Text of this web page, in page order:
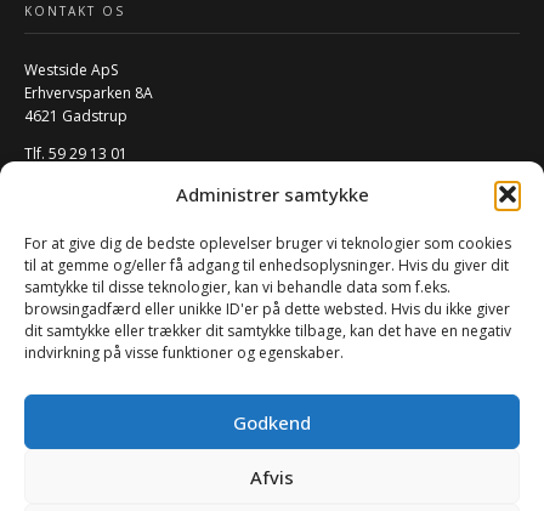
Administrer samtykke
For at give dig de bedste oplevelser bruger vi teknologier som cookies
til at gemme og/eller få adgang til enhedsoplysninger. Hvis du giver dit
samtykke til disse teknologier, kan vi behandle data som f.eks.
browsingadfærd eller unikke ID'er på dette websted. Hvis du ikke giver
dit samtykke eller trækker dit samtykke tilbage, kan det have en negativ
indvirkning på visse funktioner og egenskaber.
Godkend
Afvis
KONTAKT OS
Westside ApS
Erhvervsparken 8A
4621 Gadstrup
Tlf. 59 29 13 01
FØLG OS PÅ SOCIALE MEDIER